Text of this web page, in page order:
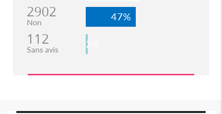
2902
Non 47%
112
Sans avis 2%